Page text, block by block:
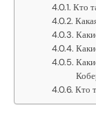
Кто
Кто